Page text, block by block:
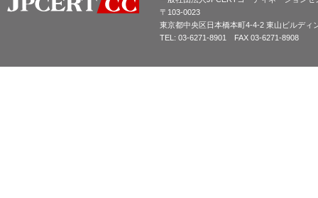
〒103-0023
東京都中央区日本橋本町4-4-2 東山ビルディ
TEL: 03-6271-8901 FAX 03-6271-8908